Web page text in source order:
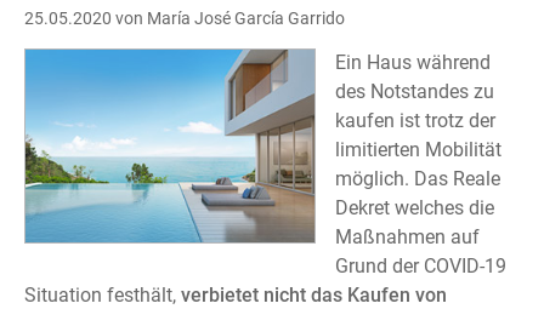
Sanitary
25.05.2020 von María José García Garrido
Ein Haus während
des Notstandes zu
kaufen ist trotz der
limitierten Mobilität
möglich. Das Reale
Dekret welches die
Maßnahmen auf
Grund der COVID-19
Situation festhält, verbietet nicht das Kaufen von